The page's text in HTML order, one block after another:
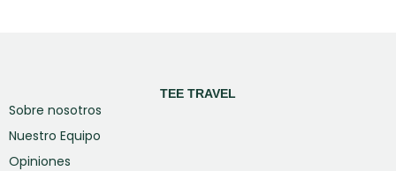
TEE TRAVEL
Sobre nosotros
Nuestro Equipo
Opiniones